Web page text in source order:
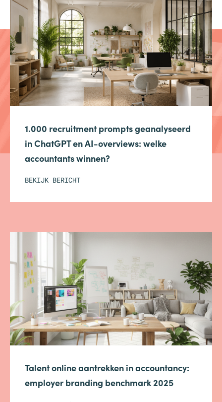
1.000 recruitment prompts geanalyseerd
in ChatGPT en AI-overviews: welke
accountants winnen?
BEKIJK BERICHT
Talent online aantrekken in accountancy:
employer branding benchmark 2025